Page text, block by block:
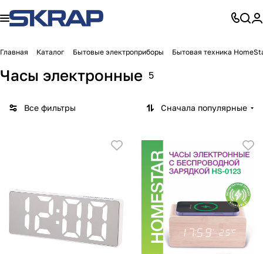
Главная Каталог Бытовые электроприборы Бытовая техника
Часы электронные 5
Все фильтры Сначала популярные